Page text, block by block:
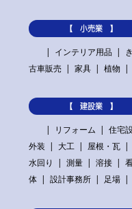
【 小売業 】
インテリア用品
古車販売
家具 植物
【 建設業 】
リフォーム
住宅
外装
大工 屋根・瓦
水回り
測量 溶接
体
設計事務所 足場